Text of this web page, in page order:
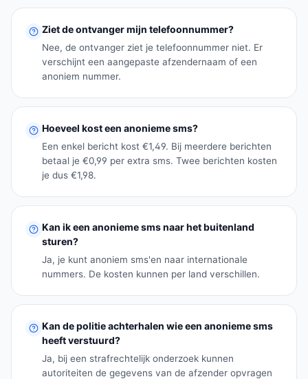
Ziet de ontvanger mijn telefoonnummer?
Nee, de ontvanger ziet je telefoonnummer niet. Er
verschijnt een aangepaste afzendernaam of een
anoniem nummer.
Hoeveel kost een anonieme sms?
Een enkel bericht kost €1,49. Bij meerdere berichten
betaal je €0,99 per extra sms. Twee berichten kosten
je dus €1,98.
Kan ik een anonieme sms naar het buitenland
sturen?
Ja, je kunt anoniem sms'en naar internationale
nummers. De kosten kunnen per land verschillen.
Kan de politie achterhalen wie een anonieme sms
heeft verstuurd?
Ja, bij een strafrechtelijk onderzoek kunnen
autoriteiten de gegevens van de afzender opvragen